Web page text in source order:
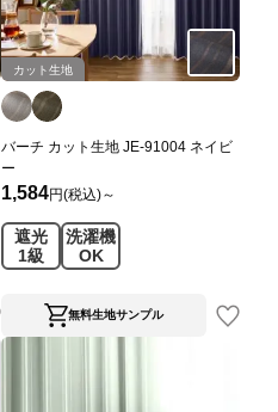
カット生地
バーチ カット生地 JE-91004 ネイビ
ー
1,584円(税込)～
遮光
1級
洗濯機
OK
無料生地サンプル